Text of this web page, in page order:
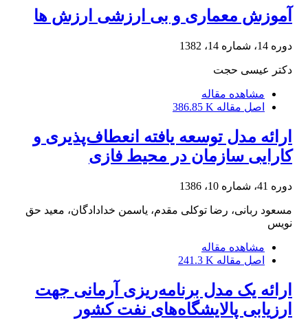
آموزش معماری و بی ارزشی ارزش ها
دوره 14، شماره 14، 1382
دکتر عیسی حجت
مشاهده مقاله
اصل مقاله 386.85 K
ارائه مدل توسعه یافته انعطاف‌پذیری و
کارایی سازمان در محیط فازی
دوره 41، شماره 10، 1386
مسعود ربانی، رضا توکلی مقدم، یاسمن خدادادگان، معید حق
نویس
مشاهده مقاله
اصل مقاله 241.3 K
ارائه یک مدل برنامه‌ریزی آرمانی جهت
ارزیابی پالایشگاه‌های نفت کشور